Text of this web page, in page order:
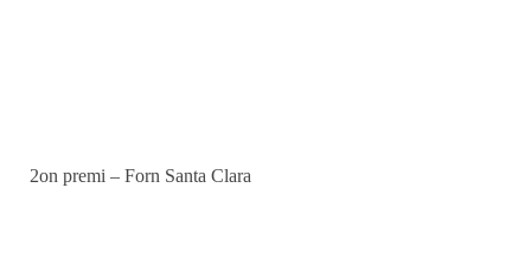
2on premi – Forn Santa Clara